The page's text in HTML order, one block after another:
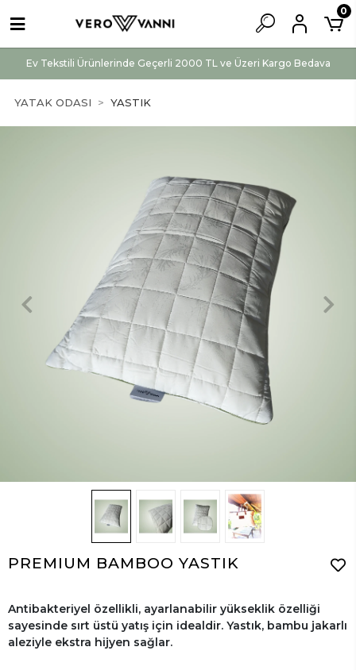
Ev Tekstili Ürünlerinde Geçerli 2000 TL ve Üzeri Kargo Bedava
0
YATAK ODASI YASTIK
PREMIUM BAMBOO YASTIK
Antibakteriyel özellikli, ayarlanabilir yükseklik özelliği
sayesinde sırt üstü yatış için idealdir. Yastık, bambu jakarlı
aleziyle ekstra hijyen sağlar.